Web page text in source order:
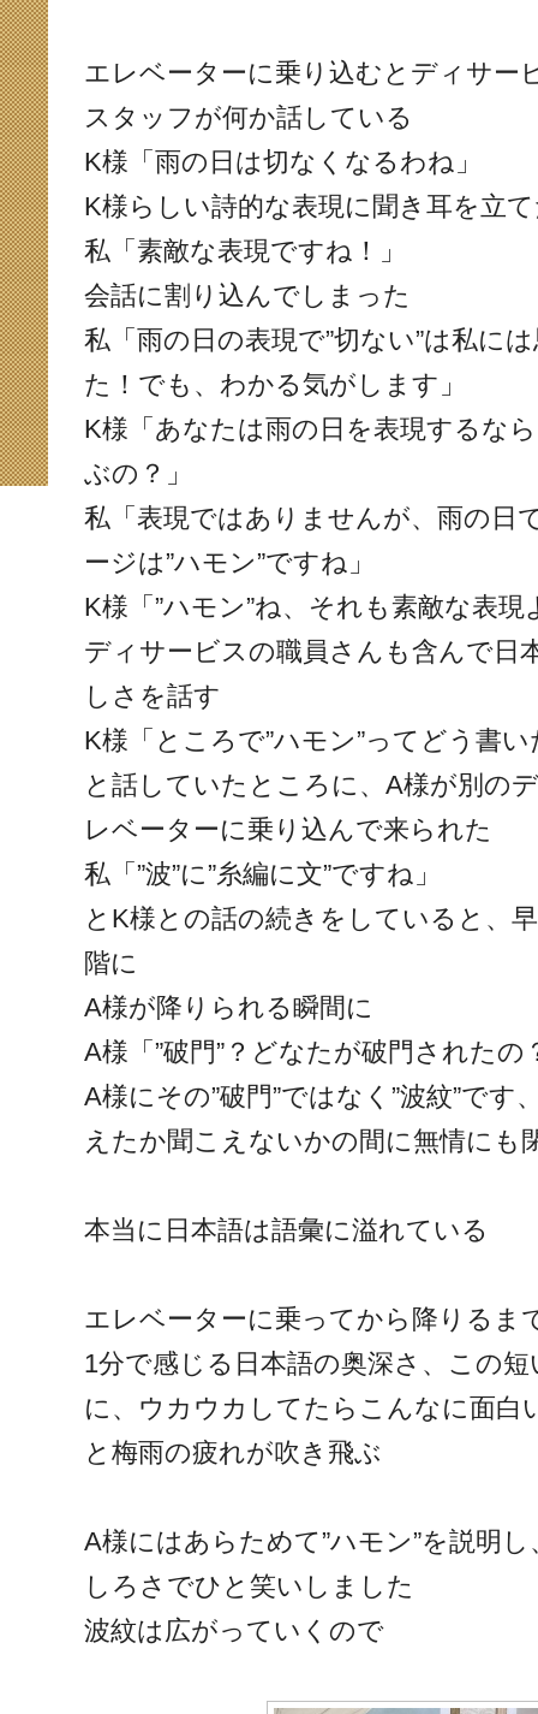
エレベーターに乗り込むとディサー
スタッフが何か話している
K様「雨の日は切なくなるわね」
K様らしい詩的な表現に聞き耳を立
私「素敵な表現ですね！」
会話に割り込んでしまった
私「雨の日の表現で”切ない”は私に
た！でも、わかる気がします」
K様「あなたは雨の日を表現するな
ぶの？」
私「表現ではありませんが、雨の日
ージは”ハモン”ですね」
K様「”ハモン”ね、それも素敵な表現
ディサービスの職員さんも含んで日
しさを話す
K様「ところで”ハモン”ってどう書
と話していたところに、A様が別の
レベーターに乗り込んで来られた
私「”波”に”糸編に文”ですね」
とK様との話の続きをしていると、
階に
A様が降りられる瞬間に
A様「”破門”？どなたが破門されたの
A様にその”破門”ではなく”波紋”です
えたか聞こえないかの間に無情にも
本当に日本語は語彙に溢れている
エレベーターに乗ってから降りるま
1分で感じる日本語の奥深さ、この
に、ウカウカしてたらこんなに面白
と梅雨の疲れが吹き飛ぶ
A様にはあらためて”ハモン”を説明
しろさでひと笑いしました
波紋は広がっていくので